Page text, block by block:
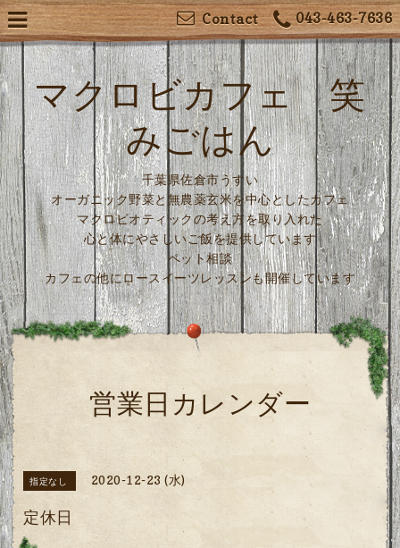
043-463-7636
Contact
マクロビカフェ 笑
みごはん
千葉県佐倉市うすい
オーガニック野菜と無農薬玄米を中心としたカフェ
マクロビオティックの考え方を取り入れた
心と体にやさしいご飯を提供しています
ペット相談
カフェの他にロースイーツレッスンも開催しています
営業日カレンダー
指定なし 2020-12-23 (水)
定休日